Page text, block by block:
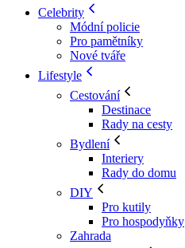
Celebrity
Módní policie
Pro pamětníky
Nové tváře
Lifestyle
Cestování
Destinace
Rady na cesty
Bydlení
Interiery
Rady do domu
DIY
Pro kutily
Pro hospodyňky
Zahrada